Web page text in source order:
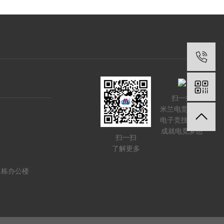
办公楼
扫一扫
了解更多
扫一扫
米兰电竞-点燃
电子竞技激情,
成就电竞梦想